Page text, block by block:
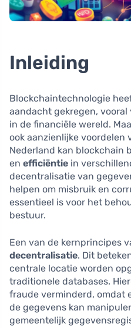
Inleiding
Blockchaintechnologie
aandacht gekregen,
in de financiële wereld.
ook aanzienlijke voordelen
Nederland kan blockchain
en efficiëntie in
decentralisatie van
helpen om misbruik en
essentieel is voor het
bestuur.
Een van de kernprincipes
decentralisatie. Dit
centrale locatie worden
traditionele databases.
fraude verminderd, omdat
de gegevens kan
gemeentelijk